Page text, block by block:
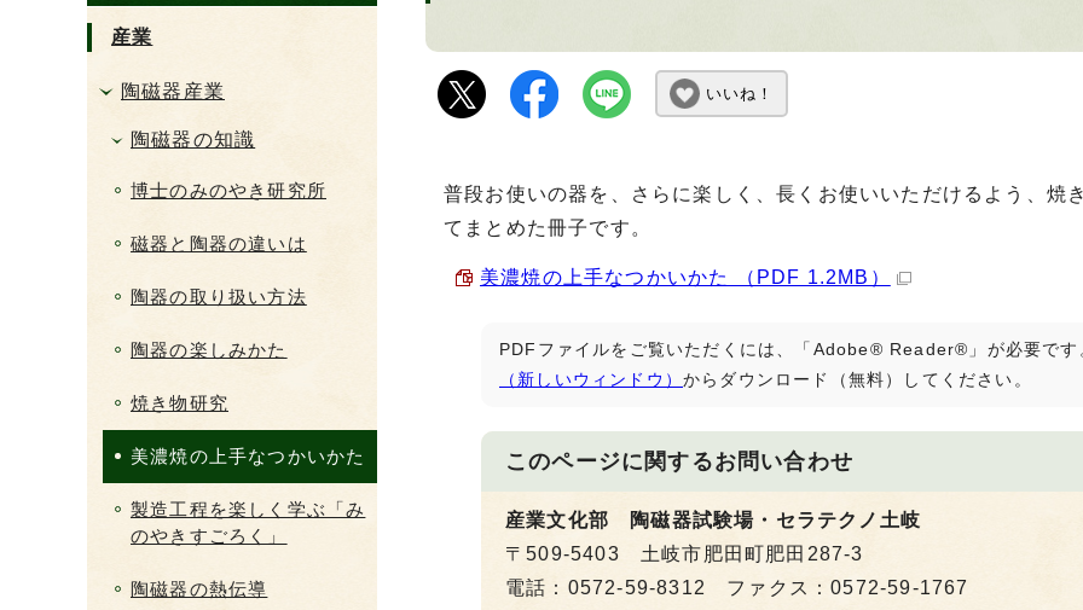
いいね！
普段お使いの器を、さらに楽しく、長くお使いいただけるよう、焼
てまとめた冊子です。
美濃焼の上手なつかいかた （PDF 1.2MB）
PDFファイルをご覧いただくには、「Adobe® Reader®」が必要です
（新しいウィンドウ） からダウンロード（無料）してください。
このページに関するお問い合わせ
産業文化部 陶磁器試験場・セラテクノ土岐
〒509-5403 土岐市肥田町肥田287-3
電話：0572-59-8312 ファクス：0572-59-1767
産業
陶磁器産業
陶磁器の知識
博士のみのやき研究所
磁器と陶器の違いは
陶器の取り扱い方法
陶器の楽しみかた
焼き物研究
美濃焼の上手なつかいかた
製造工程を楽しく学ぶ「み
のやきすごろく」
陶磁器の熱伝導